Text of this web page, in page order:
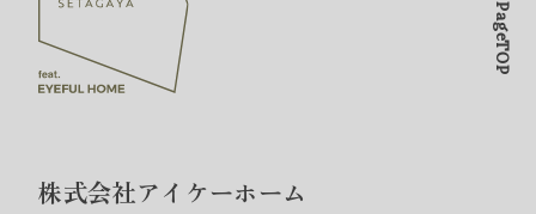
株式会社アイケーホーム
PageTOP